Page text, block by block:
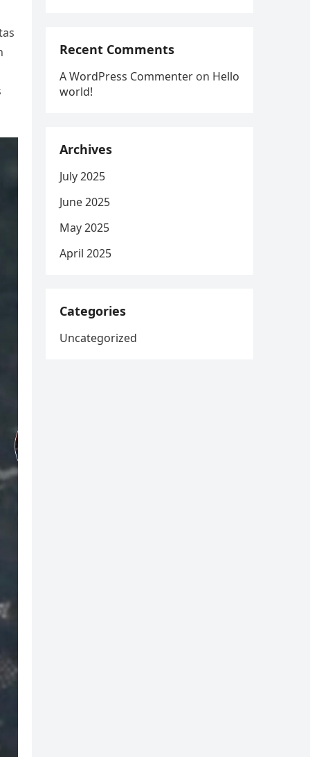
Recent Comments
A WordPress Commenter on Hello
world!
Archives
July 2025
June 2025
May 2025
April 2025
Categories
Uncategorized